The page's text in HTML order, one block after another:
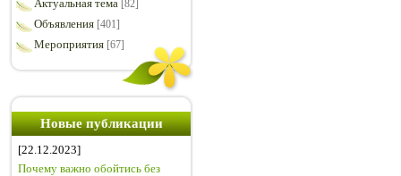
Актуальная тема [82]
Объявления [401]
Мероприятия [67]
Новые публикации
[22.12.2023]
Почему важно обойтись без